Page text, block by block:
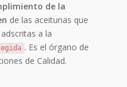
de la
de las aceitunas que
a la
. Es el órgano de
de Calidad.